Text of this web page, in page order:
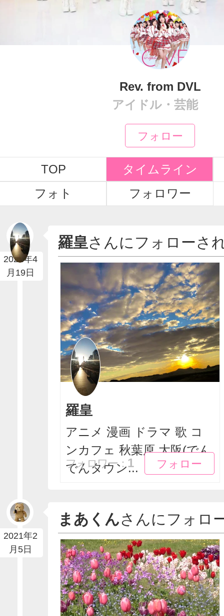
Rev. from DVL
アイドル・芸能
フォロー
TOP
タイムライン
フォト
フォロワー
2022年4
月19日
羅皇さんにフォローさ
羅皇
アニメ 漫画 ドラマ 歌 コ
ンカフェ 秋葉原 大阪(でん
でんタウン...
フォロー
フォロー
フォロワー： 1
2021年2
月5日
まあくんさんにフォロ